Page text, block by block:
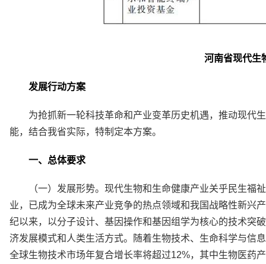
河南省现代生
发展行动方案
为抢抓新一轮科技革命和产业变革历史机遇，推动现代
能，结合我省实际，特制定本方案。
一、总体要求
（一）发展形势。现代生物和生命健康产业关乎民生
业，已成为全球未来产业竞争的热点领域和我国战略性新兴
纪以来，以分子设计、基因操作和基因组学为核心的技术突
济发展模式和人类生活方式。随着生物技术、生命科学与信
全球生物技术市场年复合增长率将超过12%，其中生物医药